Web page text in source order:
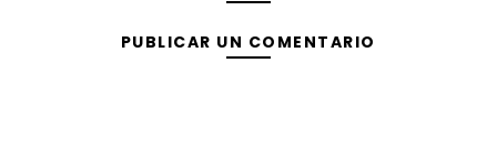
PUBLICAR UN COMENTARIO